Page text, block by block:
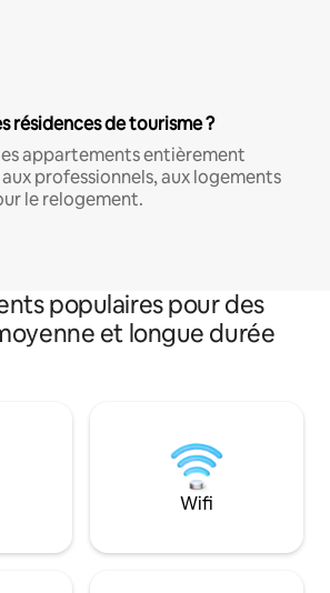
résidences de tourisme ?
appartements entièrement
professionnels, aux logements
le relogement.
populaires pour des
et longue durée
Wifi